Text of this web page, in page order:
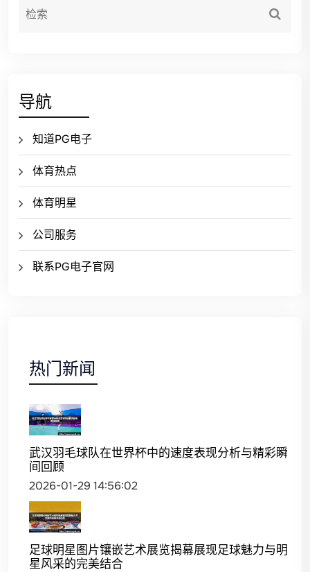
导航
知道PG电子
体育热点
体育明星
公司服务
联系PG电子官网
热门新闻
武汉羽毛球队在世界杯中的速度表现分析与精彩瞬
间回顾
2026-01-29 14:56:02
足球明星图片镶嵌艺术展览揭幕展现足球魅力与明
星风采的完美结合